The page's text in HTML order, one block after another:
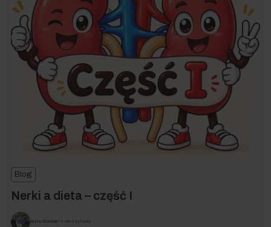
Blog
Nerki a dieta – część I
Anna Górniak • 4 min czytania